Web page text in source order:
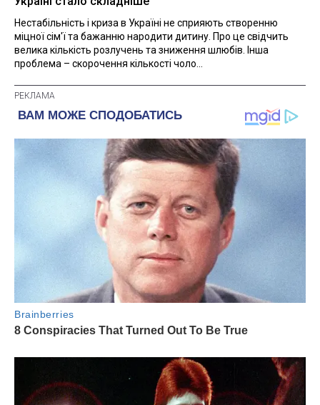
Нестабільність і криза в Україні не сприяють створенню
міцної сім'ї та бажанню народити дитину. Про це свідчить
велика кількість розлучень та зниження шлюбів. Інша
проблема – скорочення кількості чоло...